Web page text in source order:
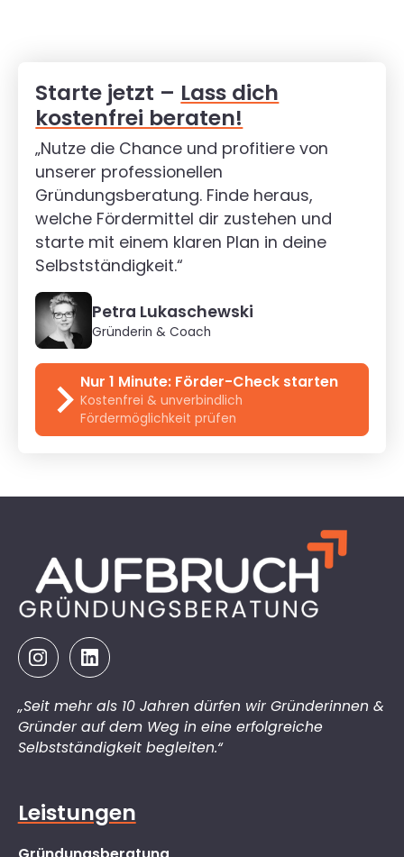
Starte jetzt – Lass dich
kostenfrei beraten!
„Nutze die Chance und profitiere von
unserer professionellen
Gründungsberatung. Finde heraus,
welche Fördermittel dir zustehen und
starte mit einem klaren Plan in deine
Selbstständigkeit.“
Petra Lukaschewski
Gründerin & Coach
Nur 1 Minute: Förder-Check starten
Kostenfrei & unverbindlich
Fördermöglichkeit prüfen
„Seit mehr als 10 Jahren dürfen wir Gründerinnen &
Gründer auf dem Weg in eine erfolgreiche
Selbstständigkeit begleiten.“
Leistungen